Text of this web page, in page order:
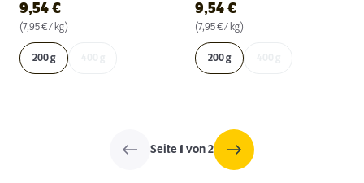
9,54 €
(7,95 € / kg)
200 g
9,54 €
(7,95 € / kg)
200 g
Seite1 von 2